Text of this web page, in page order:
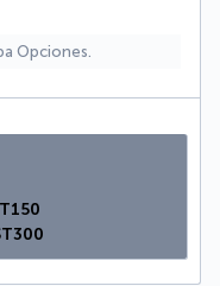
Opciones.